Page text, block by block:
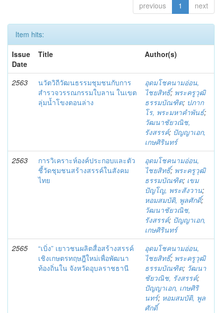
previous 1 next
Item hits:
Issue
Date
Title Author(s)
2563
นวัตวิถีวัฒนธรรมชุมชนกับการ
สำรวจวรรณกรรมใบลาน ในเขต
ลุ่มน้ำโขงตอนล่าง
อุดมโชคนามอ่อน,
ไชยสิทธิ์; พระครูวุฒิ
ธรรมบัณฑิต; ปภาก
โร, พระมหาคำพันธ์;
วัฒนาชัยวณิช,
รังสรรค์; ปัญญาเอก,
เกษศิรินทร์
2563
การวิเคราะห์องค์ประกอบและตัว
ชี้วัดชุมชนสร้างสรรค์ในสังคม
ไทย
อุดมโชคนามอ่อน,
ไชยสิทธิ์; พระครูวุฒิ
ธรรมบัณฑิต; เขม
ปัญโญ, พระสังวาน;
หอมสมบัติ, พูลศักดิ์;
วัฒนาชัยวณิช,
รังสรรค์; ปัญญาเอก,
เกษศิรินทร์
2565
“เบิ่ง” เยาวชนผลิตสื่อสร้างสรรค์
เชิงเกษตรทฤษฎีใหม่เพื่อพัฒนา
ท้องถิ่นใน จังหวัดอุบลราชธานี
อุดมโชคนามอ่อน,
ไชยสิทธิ์; พระครูวุฒิ
ธรรมบัณฑิต; วัฒนา
ชัยวณิช, รังสรรค์;
ปัญญาเอก, เกษศิริ
นทร์; หอมสมบัติ, พูล
ศักดิ์